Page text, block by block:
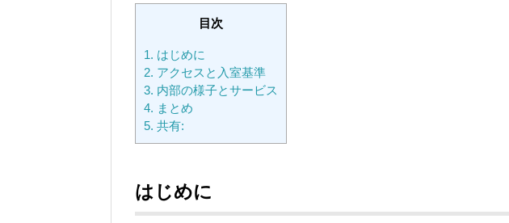
目次
1. はじめに
2. アクセスと入室基準
3. 内部の様子とサービス
4. まとめ
5. 共有:
はじめに